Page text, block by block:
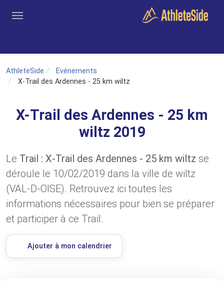
AthleteSide
Evénements
X-Trail des Ardennes - 25 km wiltz
X-Trail des Ardennes - 25 km
wiltz 2019
Le Trail : X-Trail des Ardennes - 25 km wiltz se
déroule le 10/02/2019 dans la ville de wiltz
(VAL-D-OISE). Retrouvez ici toutes les
informations nécessaires pour bien se préparer
et participer à ce Trail.
Ajouter à mon calendrier